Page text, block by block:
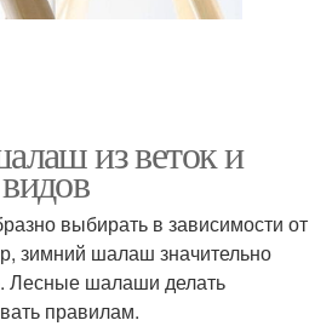
из веток и
выбирать в зависимости от
зимний шалаш значительно
Лесные шалаши делать
правилам.